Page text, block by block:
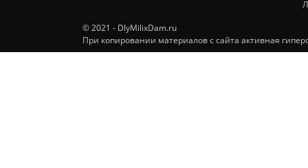
© 2021 - DlyMilixDam.ru
При копировании материалов с сайта активная